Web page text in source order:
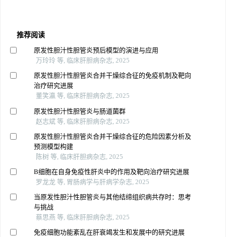
推荐阅读
原发性胆汁性胆管炎预后模型的演进与应用
万玲玲 等, 临床肝胆病杂志, 2025
原发性胆汁性胆管炎合并干燥综合征的免疫机制及靶向
治疗研究进展
董笑瀛 等, 临床肝胆病杂志, 2025
原发性胆汁性胆管炎与肠道菌群
赵志斌 等, 临床肝胆病杂志, 2025
原发性胆汁性胆管炎合并干燥综合征的危险因素分析及
预测模型构建
陈树 等, 临床肝胆病杂志, 2025
B细胞在自身免疫性肝炎中的作用及靶向治疗研究进展
罗龙龙 等, 胃肠病学与肝病学杂志, 2025
当原发性胆汁性胆管炎与其他结缔组织病共存时：思考
与挑战
蔡思燕 等, 临床肝胆病杂志, 2025
免疫细胞功能紊乱在肝衰竭发生和发展中的研究进展